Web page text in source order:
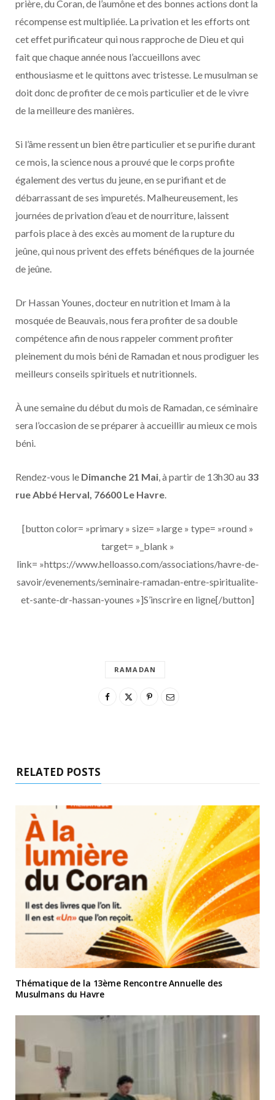
prière, du Coran, de l’aumône et des bonnes actions dont la
récompense est multipliée. La privation et les efforts ont
cet effet purificateur qui nous rapproche de Dieu et qui
fait que chaque année nous l’accueillons avec
enthousiasme et le quittons avec tristesse. Le musulman se
doit donc de profiter de ce mois particulier et de le vivre
de la meilleure des manières.
Si l’âme ressent un bien être particulier et se purifie durant
ce mois, la science nous a prouvé que le corps profite
également des vertus du jeune, en se purifiant et de
débarrassant de ses impuretés. Malheureusement, les
journées de privation d’eau et de nourriture, laissent
parfois place à des excès au moment de la rupture du
jeûne, qui nous privent des effets bénéfiques de la journée
de jeûne.
Dr Hassan Younes, docteur en nutrition et Imam à la
mosquée de Beauvais, nous fera profiter de sa double
compétence afin de nous rappeler comment profiter
pleinement du mois béni de Ramadan et nous prodiguer les
meilleurs conseils spirituels et nutritionnels.
À une semaine du début du mois de Ramadan, ce séminaire
sera l’occasion de se préparer à accueillir au mieux ce mois
béni.
Rendez-vous le Dimanche 21 Mai, à partir de 13h30 au 33
rue Abbé Herval, 76600 Le Havre.
[button color= »primary » size= »large » type= »round »
target= »_blank »
link= »https://www.helloasso.com/associations/havre-de-
savoir/evenements/seminaire-ramadan-entre-spiritualite-
et-sante-dr-hassan-younes »]S’inscrire en ligne[/button]
RAMADAN
RELATED POSTS
Thématique de la 13ème Rencontre Annuelle des
Musulmans du Havre